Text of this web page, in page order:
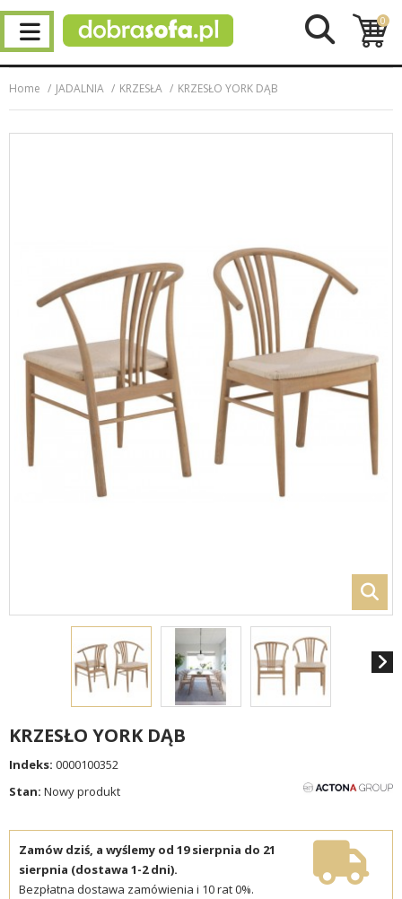
0
Home JADALNIA KRZESŁA KRZESŁO YORK DĄB
KRZESŁO YORK DĄB
Indeks: 0000100352
Stan: Nowy produkt
Zamów dziś, a wyślemy od 19 sierpnia do 21
sierpnia (dostawa 1-2 dni).
Bezpłatna dostawa zamówienia i 10 rat 0%.